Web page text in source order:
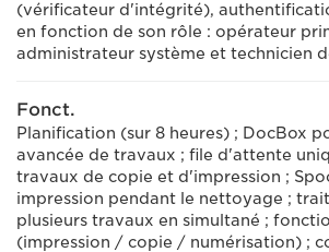
(vérificateur d'intégrité),
en fonction de son rôle : opérateur
administrateur système et technicien
Fonct.
Planification (sur 8 heures) ; DocBox
avancée de travaux ; file d'attente
travaux de copie et d'impression ;
impression pendant le nettoyage ;
plusieurs travaux en simultané ;
(impression / copie / numérisation) ;